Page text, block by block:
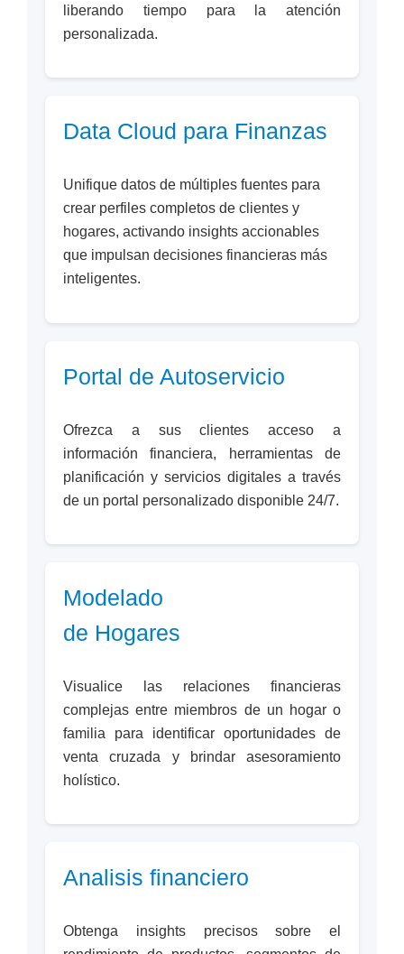
liberando tiempo para la atención
personalizada.
Data Cloud para Finanzas
Unifique datos de múltiples fuentes para
crear perfiles completos de clientes y
hogares, activando insights accionables
que impulsan decisiones financieras más
inteligentes.
Portal de Autoservicio
Ofrezca a sus clientes acceso a
información financiera, herramientas de
planificación y servicios digitales a través
de un portal personalizado disponible 24/7.
Modelado
de Hogares
Visualice las relaciones financieras
complejas entre miembros de un hogar o
familia para identificar oportunidades de
venta cruzada y brindar asesoramiento
holístico.
Analisis financiero
Obtenga insights precisos sobre el